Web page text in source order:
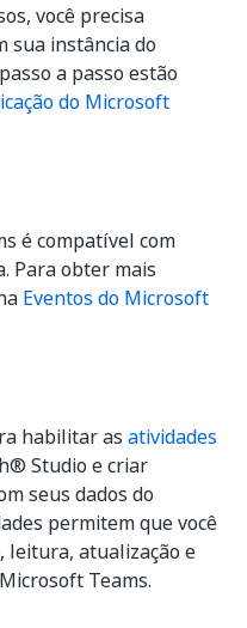
você precisa
sua instância do
a passo estão
do Microsoft
é compatível com
Para obter mais
Eventos do Microsoft
habilitar as atividades
Studio e criar
seus dados do
permitem que você
leitura, atualização e
Teams.